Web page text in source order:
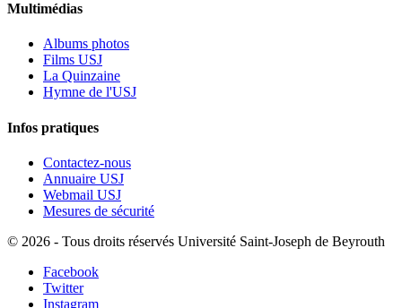
Multimédias
Albums photos
Films USJ
La Quinzaine
Hymne de l'USJ
Infos pratiques
Contactez-nous
Annuaire USJ
Webmail USJ
Mesures de sécurité
© 2026 - Tous droits réservés Université Saint-Joseph de Beyrouth
Facebook
Twitter
Instagram